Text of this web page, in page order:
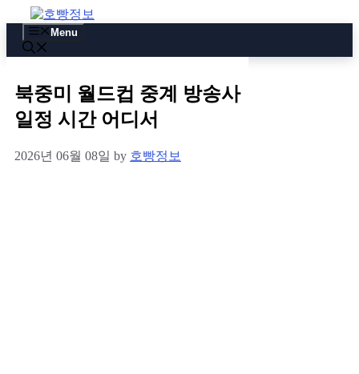
to
content
Menu
북중미 월드컵 중계 방송사
일정 시간 어디서
2026년 06월 08일 by 호빵정보